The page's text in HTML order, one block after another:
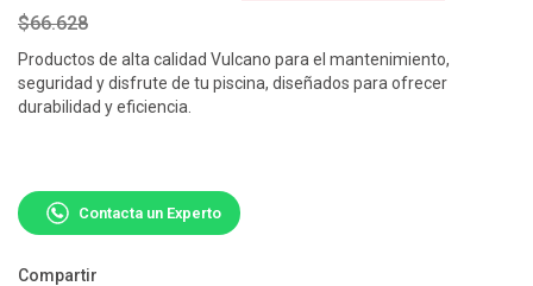
$66.628
Productos de alta calidad Vulcano para el mantenimiento,
seguridad y disfrute de tu piscina, diseñados para ofrecer
durabilidad y eficiencia.
Contacta un Experto
Compartir